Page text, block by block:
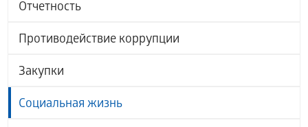
Отчетность
Противодействие коррупции
Закупки
Социальная жизнь